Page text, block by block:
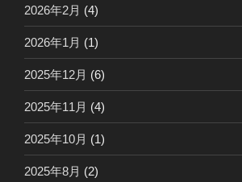
2026年2月 (4)
2026年1月 (1)
2025年12月 (6)
2025年11月 (4)
2025年10月 (1)
2025年8月 (2)